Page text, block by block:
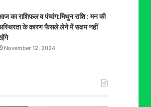
का राशिफल व पंचांग:मिथुन राशि : मन की
के कारण फैसले लेने में सक्षम नहीं
November 12, 2024